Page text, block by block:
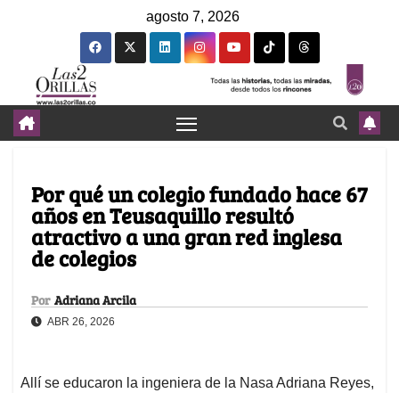
agosto 7, 2026
Por qué un colegio fundado hace 67
años en Teusaquillo resultó
atractivo a una gran red inglesa
de colegios
Por Adriana Arcila
ABR 26, 2026
Allí se educaron la ingeniera de la Nasa Adriana Reyes,